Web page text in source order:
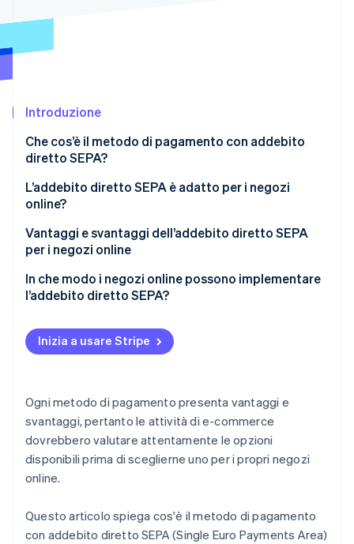
Radar
Rimozione del carbonio
Identity
Verifica online dell'identità
Stripe Sessions 2026
Scopri come Stripe sta costruendo l'infrastruttura
Guarda ora
Introduzione
Che cos’è il metodo di pagamento con addebito
diretto SEPA?
L’addebito diretto SEPA è adatto per i negozi
online?
Vantaggi e svantaggi dell’addebito diretto SEPA
per i negozi online
Vantaggi per le attività
Svantaggi per i venditori al dettaglio
In che modo i negozi online possono implementare
l’addebito diretto SEPA?
Implementazione indipendente
Implementazione con il supporto di un fornitore di
Inizia a usare Stripe
Ogni metodo di pagamento presenta vantaggi e
svantaggi, pertanto le attività di e-commerce
dovrebbero valutare attentamente le opzioni
disponibili prima di sceglierne uno per i propri negozi
online.
Questo articolo spiega cos'è il metodo di pagamento
con addebito diretto SEPA (Single Euro Payments Area)